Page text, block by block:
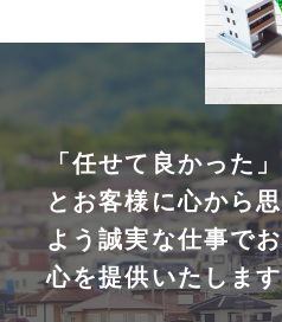
「任せて良かった」
とお客様に心から
よう誠実な仕事で
心を提供いたしま